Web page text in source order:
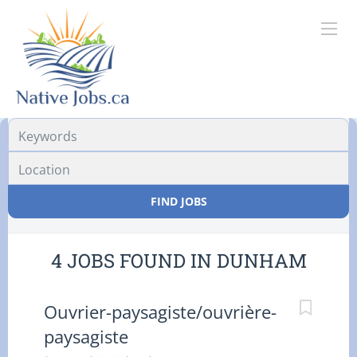
FIND JOBS
4 JOBS FOUND IN DUNHAM
Ouvrier-paysagiste/ouvrière-
paysagiste